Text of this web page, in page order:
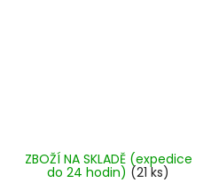
ZBOŽÍ NA SKLADĚ (expedice
do 24 hodin) (21 ks)